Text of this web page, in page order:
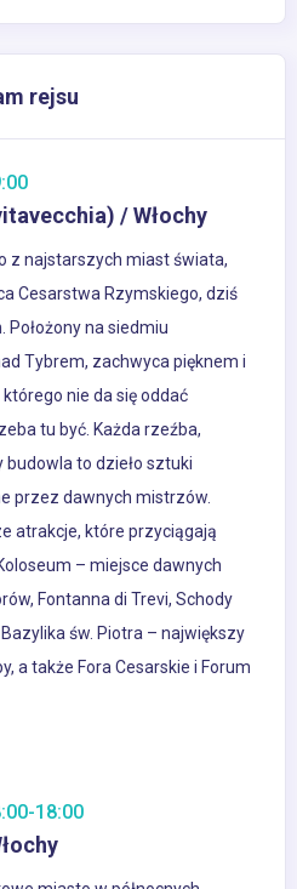
rejsu
/ Włochy
z najstarszych miast świata,
Cesarstwa Rzymskiego, dziś
Położony na siedmiu
Tybrem, zachwyca pięknem i
nie da się oddać
tu być. Każda rzeźba,
to dzieło sztuki
przez dawnych mistrzów.
atrakcje, które przyciągają
– miejsce dawnych
Fontanna di Trevi, Schody
św. Piotra – największy
a także Fora Cesarskie i Forum
18:00